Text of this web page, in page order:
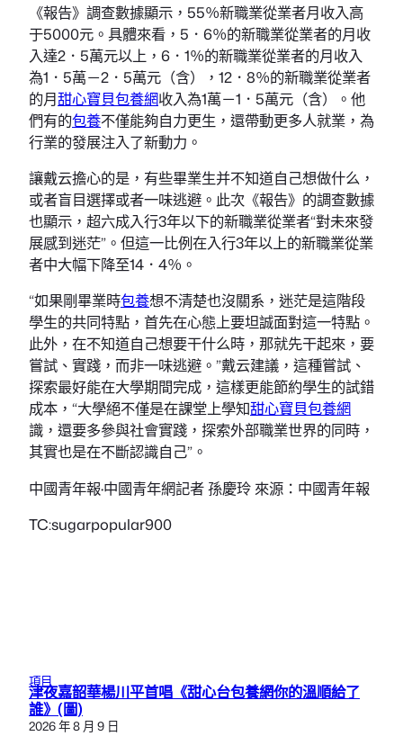
《報告》調查數據顯示，55％新職業從業者月收入高
于5000元。具體來看，5．6％的新職業從業者的月收
入達2．5萬元以上，6．1％的新職業從業者的月收入
為1．5萬－2．5萬元（含），12．8％的新職業從業者
的月甜心寶貝包養網收入為1萬－1．5萬元（含）。他
們有的包養不僅能夠自力更生，還帶動更多人就業，為
行業的發展注入了新動力。
讓戴云擔心的是，有些畢業生并不知道自己想做什么，
或者盲目選擇或者一味逃避。此次《報告》的調查數據
也顯示，超六成入行3年以下的新職業從業者“對未來發
展感到迷茫”。但這一比例在入行3年以上的新職業從業
者中大幅下降至14．4％。
“如果剛畢業時包養想不清楚也沒關系，迷茫是這階段
學生的共同特點，首先在心態上要坦誠面對這一特點。
此外，在不知道自己想要干什么時，那就先干起來，要
嘗試、實踐，而非一味逃避。”戴云建議，這種嘗試、
探索最好能在大學期間完成，這樣更能節約學生的試錯
成本，“大學絕不僅是在課堂上學知甜心寶貝包養網
識，還要多參與社會實踐，探索外部職業世界的同時，
其實也是在不斷認識自己”。
中國青年報·中國青年網記者 孫慶玲 來源：中國青年報
TC:sugarpopular900
項目
津夜嘉韶華楊川平首唱《甜心台包養網你的溫順給了
誰》(圖)
2026 年 8 月 9 日